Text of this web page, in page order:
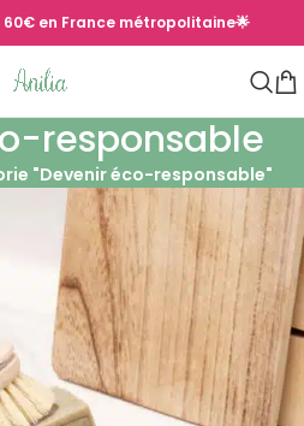
60€ en France métropolitaine🌟
responsable
"Devenir éco-responsable"